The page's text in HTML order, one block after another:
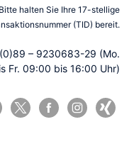
Bitte halten Sie Ihre 17-stellige
(TID) bereit.
– 9230683-29 (Mo.
Fr. 09:00 bis 16:00 Uhr)